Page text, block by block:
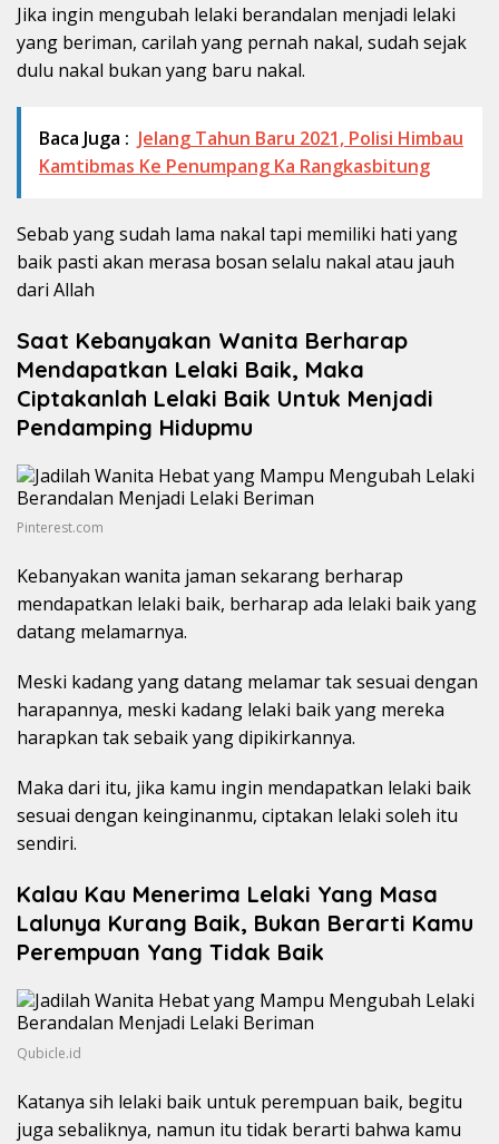
Jika ingin mengubah lelaki berandalan menjadi lelaki
yang beriman, carilah yang pernah nakal, sudah sejak
dulu nakal bukan yang baru nakal.
Baca Juga : Jelang Tahun Baru 2021, Polisi Himbau
Kamtibmas Ke Penumpang Ka Rangkasbitung
Sebab yang sudah lama nakal tapi memiliki hati yang
baik pasti akan merasa bosan selalu nakal atau jauh
dari Allah
Saat Kebanyakan Wanita Berharap
Mendapatkan Lelaki Baik, Maka
Ciptakanlah Lelaki Baik Untuk Menjadi
Pendamping Hidupmu
Pinterest.com
Kebanyakan wanita jaman sekarang berharap
mendapatkan lelaki baik, berharap ada lelaki baik yang
datang melamarnya.
Meski kadang yang datang melamar tak sesuai dengan
harapannya, meski kadang lelaki baik yang mereka
harapkan tak sebaik yang dipikirkannya.
Maka dari itu, jika kamu ingin mendapatkan lelaki baik
sesuai dengan keinginanmu, ciptakan lelaki soleh itu
sendiri.
Kalau Kau Menerima Lelaki Yang Masa
Lalunya Kurang Baik, Bukan Berarti Kamu
Perempuan Yang Tidak Baik
Qubicle.id
Katanya sih lelaki baik untuk perempuan baik, begitu
juga sebaliknya, namun itu tidak berarti bahwa kamu